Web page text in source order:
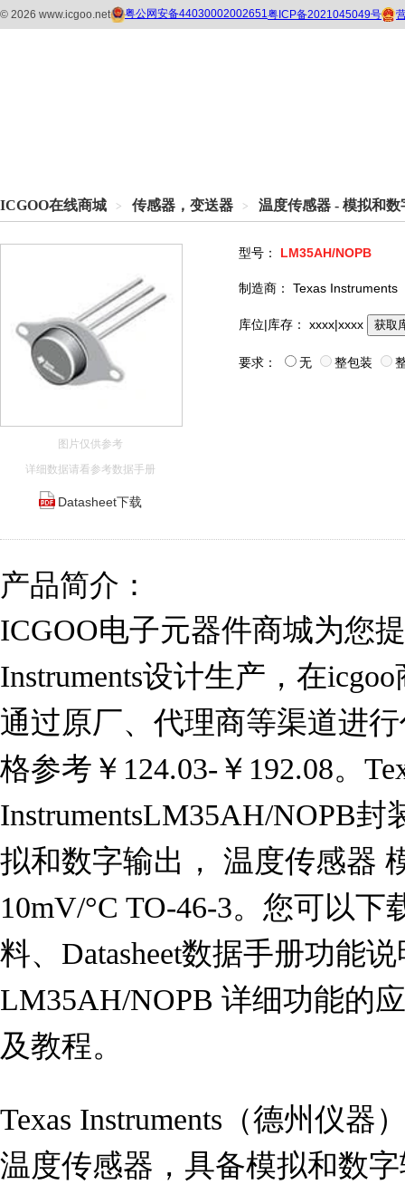
ICGOO在线商城 > 传感器，变送器 > 温度传感器 - 模拟和数
图片仅供参考
详细数据请看参考数据手册
Datasheet下载
型号： LM35AH/NOPB
制造商： Texas Instruments
库位|库存： xxxx|xxxx 获取
要求： 无 整包装
产品简介：
ICGOO电子元器件商城为您
Instruments设计生产，在
通过原厂、代理商等渠道进
格参考￥124.03-￥192.08。
InstrumentsLM35AH/NOPB
拟和数字输出， 温度传感器
10mV/°C TO-46-3。您可以
料、Datasheet数据手册功能
LM35AH/NOPB 详细功能的
及教程。
Texas Instruments（德州仪器
温度传感器，具备模拟和数